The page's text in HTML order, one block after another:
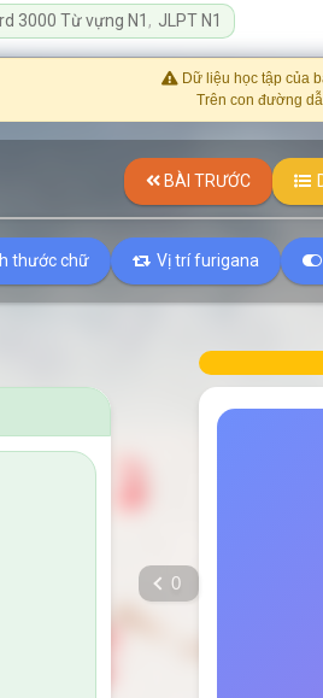
3000 Từ vựng N1 , JLPT N1
Dữ liệu học tập của
Trên con đường
BÀI TRƯỚC
thước chữ Vị trí furigana
0